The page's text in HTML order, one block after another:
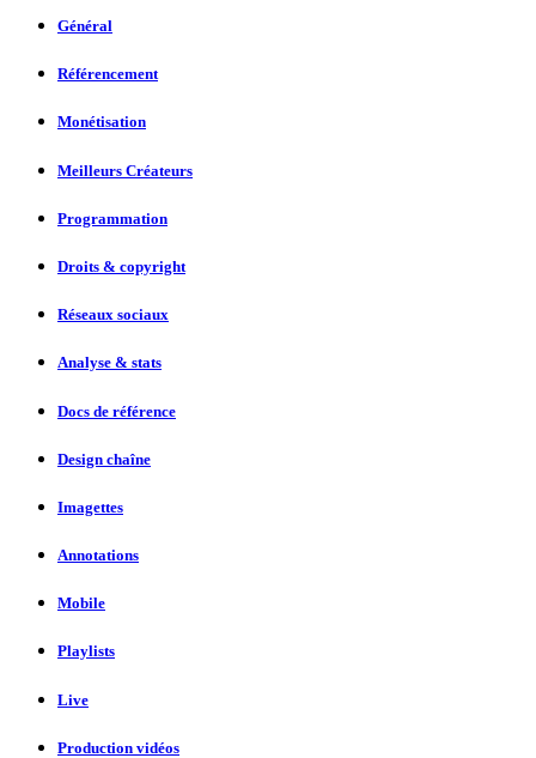
Général
Référencement
Monétisation
Meilleurs Créateurs
Programmation
Droits & copyright
Réseaux sociaux
Analyse & stats
Docs de référence
Design chaîne
Imagettes
Annotations
Mobile
Playlists
Live
Production vidéos